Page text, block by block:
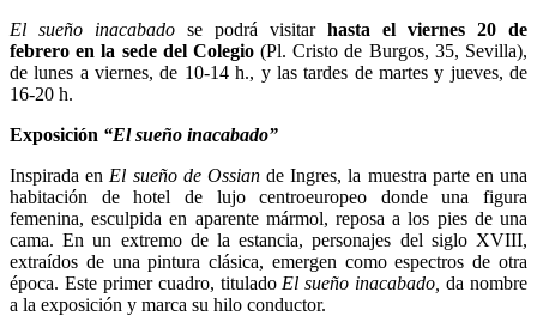
El sueño inacabado se podrá visitarhasta el viernes 20 de
febrero en la sede del Colegio(Pl. Cristo de Burgos, 35, Sevilla),
de lunes a viernes, de 10-14 h., y las tardes de martes y jueves, de
16-20 h.
Exposición “El sueño inacabado”
Inspirada en El sueño de Ossiande Ingres, la muestra parte en una
habitación de hotel de lujo centroeuropeo donde una figura
femenina, esculpida en aparente mármol, reposa a los pies de una
cama. En un extremo de la estancia, personajes del siglo XVIII,
extraídos de una pintura clásica, emergen como espectros de otra
época. Este primer cuadro, titulado El sueño inacabado,da nombre
a la exposición y marca su hilo conductor.